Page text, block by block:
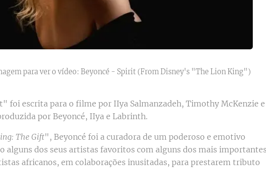
para ver o vídeo: Beyoncé - Spirit (From Disney's "The Lion King")
foi escrita para o filme por IIya Salmanzadeh, Timothy McKenzie e
por Beyoncé, IIya e Labrinth.
The Gift", Beyoncé foi a curadora de um poderoso e emotivo
alguns dos seus artistas favoritos com alguns dos mais importantes
africanos, em colaborações inusitadas, para prestarem tributo